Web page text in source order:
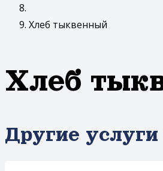
Хлеб тыквенный
Хлеб
Другие услуги